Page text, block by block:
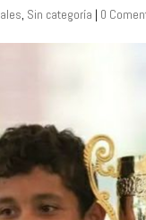
, Sin categoría | 0